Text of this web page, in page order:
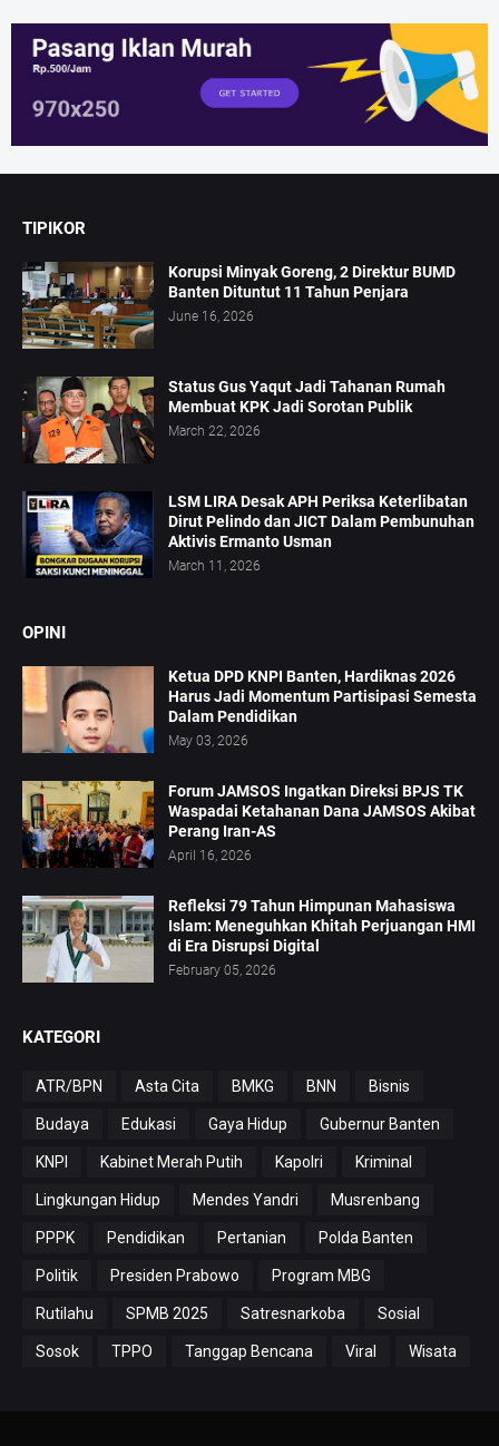
TIPIKOR
Korupsi Minyak Goreng, 2 Direktur BUMD
Banten Dituntut 11 Tahun Penjara
June 16, 2026
Status Gus Yaqut Jadi Tahanan Rumah
Membuat KPK Jadi Sorotan Publik
March 22, 2026
LSM LIRA Desak APH Periksa Keterlibatan
Dirut Pelindo dan JICT Dalam Pembunuhan
Aktivis Ermanto Usman
March 11, 2026
OPINI
Ketua DPD KNPI Banten, Hardiknas 2026
Harus Jadi Momentum Partisipasi Semesta
Dalam Pendidikan
May 03, 2026
Forum JAMSOS Ingatkan Direksi BPJS TK
Waspadai Ketahanan Dana JAMSOS Akibat
Perang Iran-AS
April 16, 2026
Refleksi 79 Tahun Himpunan Mahasiswa
Islam: Meneguhkan Khitah Perjuangan HMI
di Era Disrupsi Digital
February 05, 2026
KATEGORI
ATR/BPN Asta Cita BMKG BNN Bisnis
Budaya Edukasi Gaya Hidup Gubernur Banten
KNPI Kabinet Merah Putih Kapolri Kriminal
Lingkungan Hidup Mendes Yandri Musrenbang
PPPK Pendidikan Pertanian Polda Banten
Politik Presiden Prabowo Program MBG
Rutilahu SPMB 2025 Satresnarkoba Sosial
Sosok TPPO Tanggap Bencana Viral Wisata